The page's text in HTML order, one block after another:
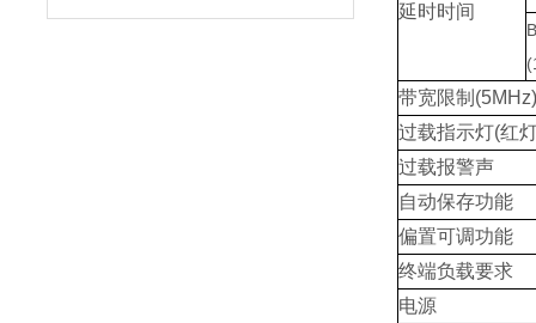
延时时间
带宽限制
过载指示灯(红
过载报警声
自动保存功能
偏置可调功能
终端负载要求
电源